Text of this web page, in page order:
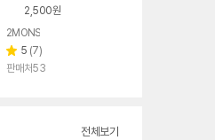
2,500원
2MONS
별
점
5 리
뷰
(7)
판매처53
전체보기